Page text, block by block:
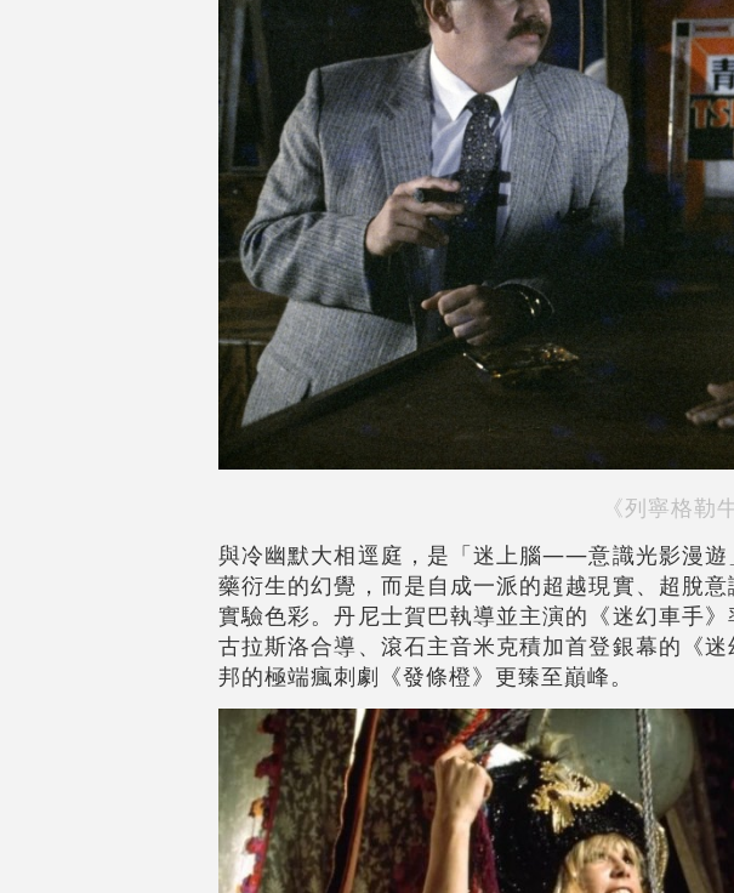
《列寧格勒
與冷幽默大相逕庭，是「迷上腦——意識光影漫遊
藥衍生的幻覺，而是自成一派的超越現實、超脫
實驗色彩。丹尼士賀巴執導並主演的《迷幻車手
古拉斯洛合導、滾石主音米克積加首登銀幕的《
邦的極端瘋刺劇《發條橙》更臻至巔峰。